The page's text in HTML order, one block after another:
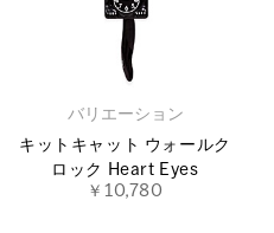
バリエーション
キットキャット ウォールク
ロック Heart Eyes
￥10,780